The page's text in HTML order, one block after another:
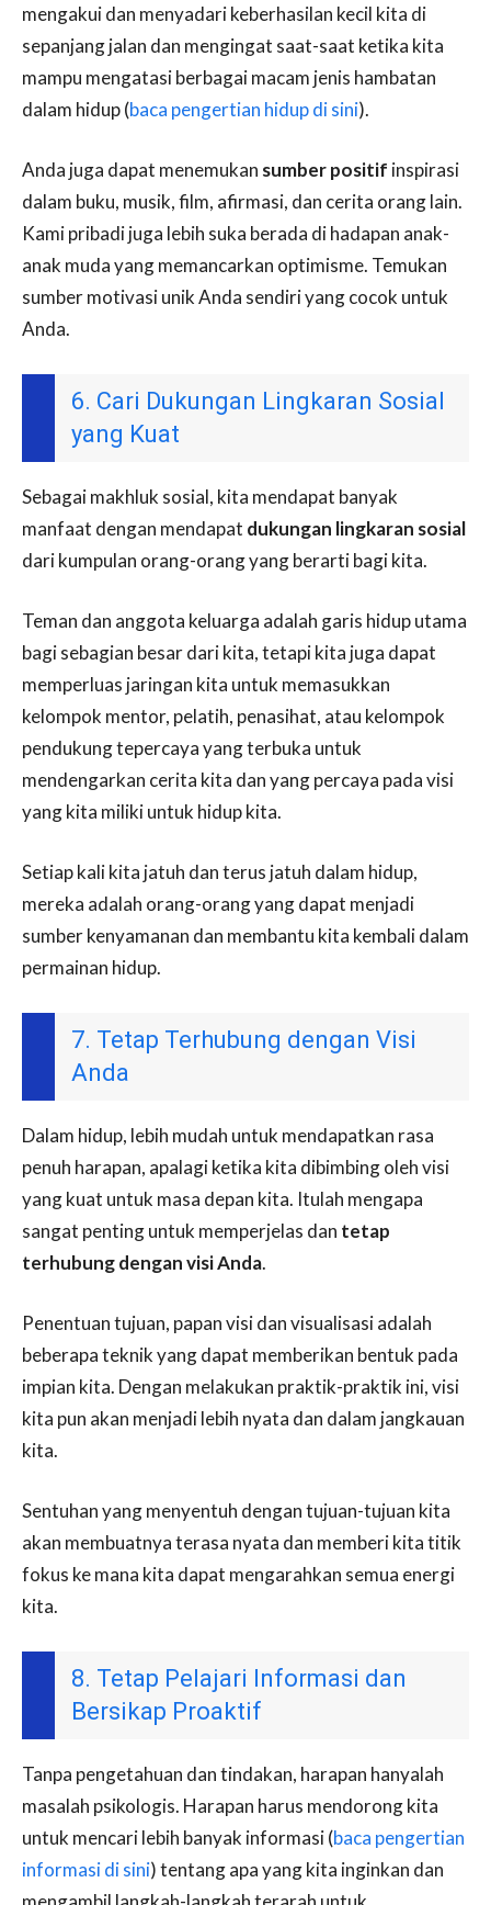
mengakui dan menyadari keberhasilan kecil kita di
sepanjang jalan dan mengingat saat-saat ketika kita
mampu mengatasi berbagai macam jenis hambatan
dalam hidup (baca pengertian hidup di sini).
Anda juga dapat menemukan sumber positif inspirasi
dalam buku, musik, film, afirmasi, dan cerita orang lain.
Kami pribadi juga lebih suka berada di hadapan anak-
anak muda yang memancarkan optimisme. Temukan
sumber motivasi unik Anda sendiri yang cocok untuk
Anda.
6. Cari Dukungan Lingkaran Sosial
yang Kuat
Sebagai makhluk sosial, kita mendapat banyak
manfaat dengan mendapat dukungan lingkaran sosial
dari kumpulan orang-orang yang berarti bagi kita.
Teman dan anggota keluarga adalah garis hidup utama
bagi sebagian besar dari kita, tetapi kita juga dapat
memperluas jaringan kita untuk memasukkan
kelompok mentor, pelatih, penasihat, atau kelompok
pendukung tepercaya yang terbuka untuk
mendengarkan cerita kita dan yang percaya pada visi
yang kita miliki untuk hidup kita.
Setiap kali kita jatuh dan terus jatuh dalam hidup,
mereka adalah orang-orang yang dapat menjadi
sumber kenyamanan dan membantu kita kembali dalam
permainan hidup.
7. Tetap Terhubung dengan Visi
Anda
Dalam hidup, lebih mudah untuk mendapatkan rasa
penuh harapan, apalagi ketika kita dibimbing oleh visi
yang kuat untuk masa depan kita. Itulah mengapa
sangat penting untuk memperjelas dan tetap
terhubung dengan visiAnda.
Penentuan tujuan, papan visi dan visualisasi adalah
beberapa teknik yang dapat memberikan bentuk pada
impian kita. Dengan melakukan praktik-praktik ini, visi
kita pun akan menjadi lebih nyata dan dalam jangkauan
kita.
Sentuhan yang menyentuh dengan tujuan-tujuan kita
akan membuatnya terasa nyata dan memberi kita titik
fokus ke mana kita dapat mengarahkan semua energi
kita.
8. Tetap Pelajari Informasi dan
Bersikap Proaktif
Tanpa pengetahuan dan tindakan, harapan hanyalah
masalah psikologis. Harapan harus mendorong kita
untuk mencari lebih banyak informasi (baca pengertian
informasi di sini) tentang apa yang kita inginkan dan